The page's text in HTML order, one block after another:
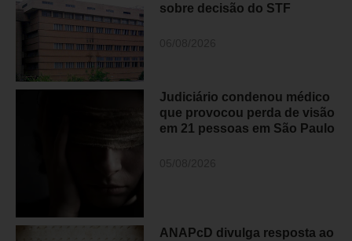
sobre decisão do STF
Judiciário condenou médico
que provocou perda de visão
em 21 pessoas em São Paulo
ANAPcD divulga resposta ao